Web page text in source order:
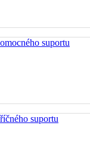
suportu
suportu